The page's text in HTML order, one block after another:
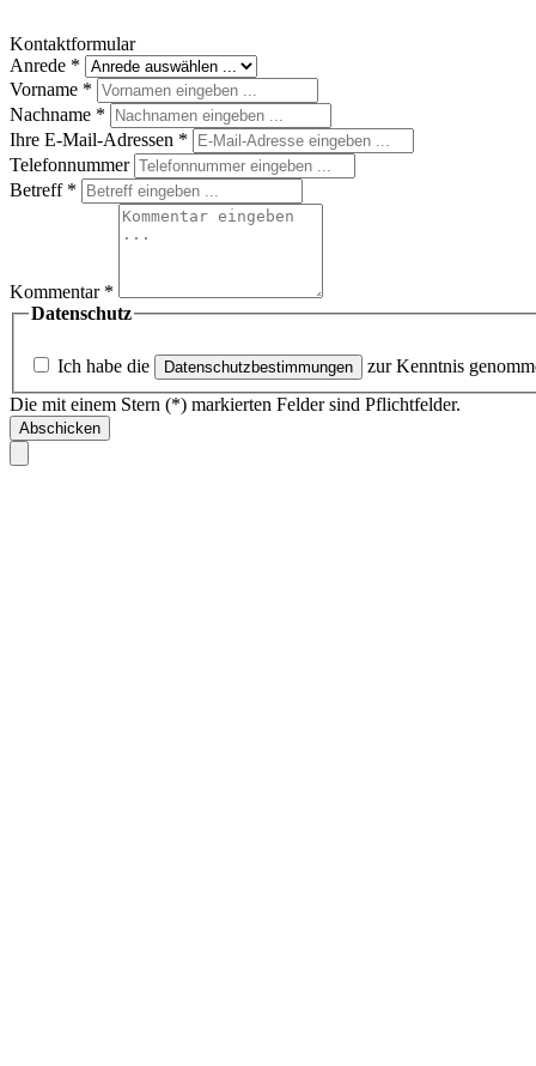
Kontaktformular
Anrede *
Vorname *
Nachname *
Ihre E-Mail-Adressen *
Telefonnummer
Betreff *
Kommentar *
Datenschutz
Ich habe die Datenschutzbestimmungen
zur Kenntnis
Die mit einem Stern (*) markierten Felder sind Pflichtfelder.
Abschicken